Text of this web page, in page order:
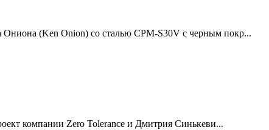
(Ken Onion) со сталью CPM-S30V с черным покр...
компании Zero Tolerance и Дмитрия Синькеви...